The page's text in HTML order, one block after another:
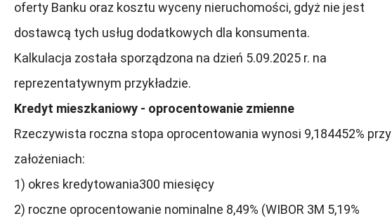
oferty Banku oraz kosztu wyceny nieruchomości, gdyż nie jest
dostawcą tych usług dodatkowych dla konsumenta.
Kalkulacja została sporządzona na dzień 5.09.2025 r. na
reprezentatywnym przykładzie.
Kredyt mieszkaniowy - oprocentowanie zmienne
Rzeczywista roczna stopa oprocentowania wynosi 9,184452% przy
założeniach:
1) okres kredytowania300 miesięcy
2) roczne oprocentowanie nominalne 8,49% (WIBOR 3M 5,19%